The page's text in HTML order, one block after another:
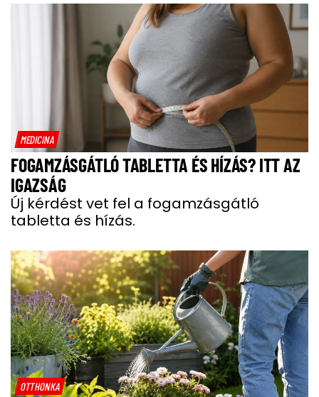
MEDICINA
FOGAMZÁSGÁTLÓ TABLETTA ÉS HÍZÁS? ITT AZ
IGAZSÁG
Új kérdést vet fel a fogamzásgátló
tabletta és hízás.
OTTHONKA